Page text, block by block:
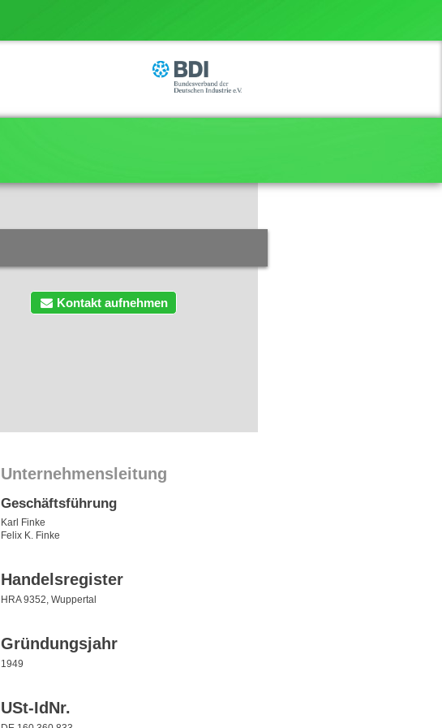
Kontakt aufnehmen
Unternehmensleitung
Geschäftsführung
Karl Finke
Felix K. Finke
Handelsregister
HRA 9352, Wuppertal
Gründungsjahr
1949
USt-IdNr.